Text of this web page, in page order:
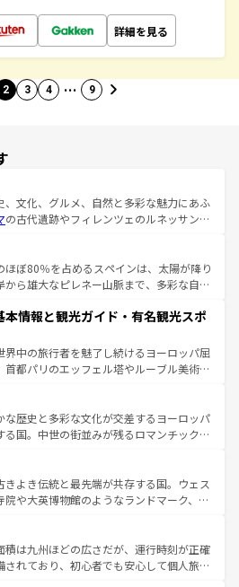
詳細を見る
2 3 4 … 9
、文化、グルメ、自然と多彩な魅力にあふ
の古代遺跡やフィレンツェのルネッサンス
ナの美しい田園風景やアマルフィ海岸の絶
観も見逃せない。観光の合間には、本場の
ど、絶品のイタリア料理を堪能することも
タリアで、忘れられない旅をしてみよう！
リア情報は
ほぼ80％を占めるスペインは、太陽が降り
から雄大なピレネー山脈まで、多彩な自然
の国では、情熱的なフラメンコ、熱気あふ
て美味しいタパスが生活の一部となってい
ードの洗練された雰囲気や、バルセロナの
街角から、地方では古代ローマ遺跡や中世
って風土や気候が異なるスペインはその個
性で訪れる人を魅了する。 なお、新着のスペイン情報は コ
参照してほしい。
本情報と観光ガイド・有名観光スポ
界中の旅行者を魅了し続けるヨーロッパ屈
首都パリのエッフェル塔やルーブル美術館
が詰まっている。華麗な宮殿、歴史的な大
ーチ、そして豊かな自然が、訪れる者を心
また、フランスは美食の国としても知ら
ンの発祥地であるランス、プロヴァンスの
ダー畑など、多彩な楽しみ方が可能だ。さ
の地域にも魅力が溢れており、どの街角に
運ぶとそれぞれで全く異なる文化を体験で
るだろう。 なお、新着のフランス情報はコンテンツ一覧
い。
な歴史と多彩な文化が交差するヨーロッパ
る国。中世の街並みが残るロマンチック街
は、どこを歩いても飽きることがない。ベ
活気、バイエルン州のアルプスの絶景、そ
いのワイン畑といった風景は必見。ビール
ぜひ体験してほしい。 なお、新着の
ンテンツ一覧を参照してほしい。
きよき伝統と最先端が共存する国。ウェス
院や大英博物館のようなランドマーク、歴
る魅力がある。また、優雅なアフタヌーン
好きにはたまらない英国パブ、サッカー観
からこそできる体験も豊富。イギリスを旅
積は九州ほどの広さだが、運行時刻が正確
されており、初心者でも安心して個人旅行